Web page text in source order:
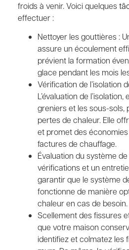
froids à venir. Voici quelques
effectuer :
Nettoyer les gouttières :
assure un écoulement
prévient la formation
glace pendant les mois
Vérification de l’isolation
L’évaluation de
greniers et les sous-sols,
pertes de chaleur. Elle
et promet des
factures de chauffage.
Évaluation du système
vérifications et un
garantir que le système
fonctionne de manière
chaleur en cas de besoin.
Scellement des fissures
que votre maison
identifiez et colmatez les